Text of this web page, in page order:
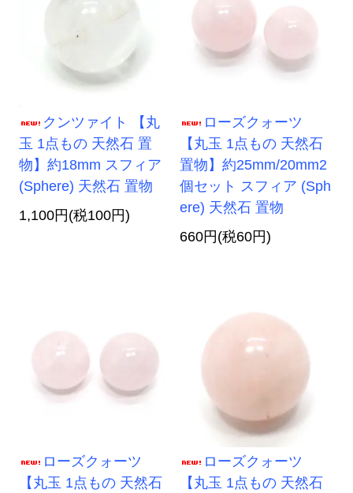
クンツァイト 【丸
玉 1点もの 天然石 置
物】約18mm スフィア
(Sphere) 天然石 置物
1,100円(税100円)
ローズクォーツ
【丸玉 1点もの 天然石
置物】約25mm/20mm2
個セット スフィア (Sph
ere) 天然石 置物
660円(税60円)
ローズクォーツ
【丸玉 1点もの 天然石
ローズクォーツ
【丸玉 1点もの 天然石